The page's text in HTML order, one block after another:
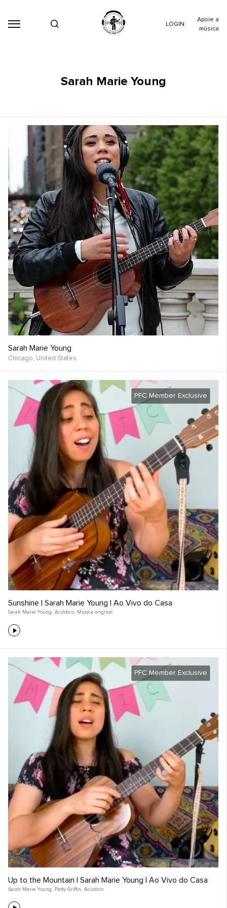
LOGIN
Apoie a
música
Sarah Marie Young
Sarah Marie Young
Chicago, United States
PFC Member Exclusive
Sunshine | Sarah Marie Young | Ao Vivo do Casa
Sarah Marie Young , Acústico, Música original
PFC Member Exclusive
Up to the Mountain | Sarah Marie Young | Ao Vivo do Casa
Sarah Marie Young , Patty Griffin , Acústico